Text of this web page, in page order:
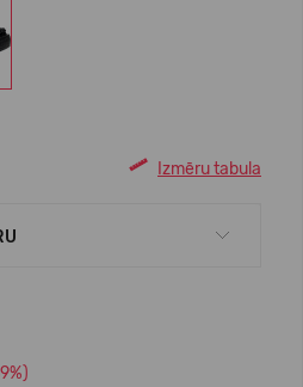
Izmēru tabula